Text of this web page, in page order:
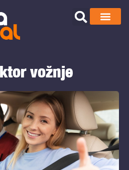
vožnje